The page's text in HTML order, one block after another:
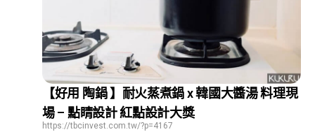
【好用 陶鍋 】耐火蒸煮鍋 x 韓國大醬湯 料理現
場 – 點睛設計 紅點設計大獎
https://tbcinvest.com.tw/?p=4167